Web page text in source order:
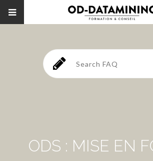
ODS : MISE EN